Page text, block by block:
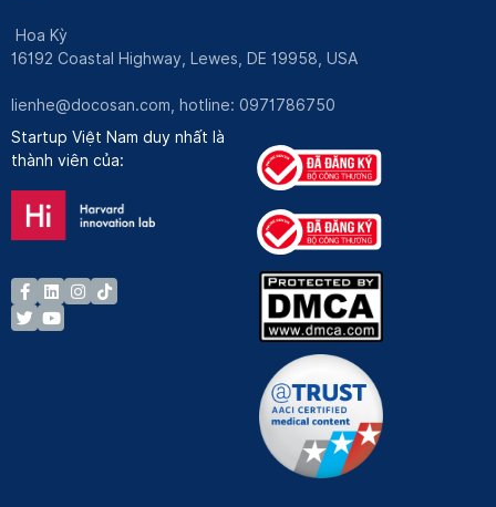
Hoa Kỳ
16192 Coastal Highway, Lewes, DE 19958, USA
lienhe@docosan.com , hotline: 0971786750
Startup Việt Nam duy nhất là
thành viên của: